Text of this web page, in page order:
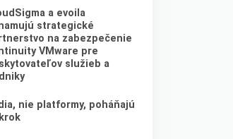
a evoila
strategické
na zabezpečenie
VMware pre
služieb a
nie platformy, poháňajú